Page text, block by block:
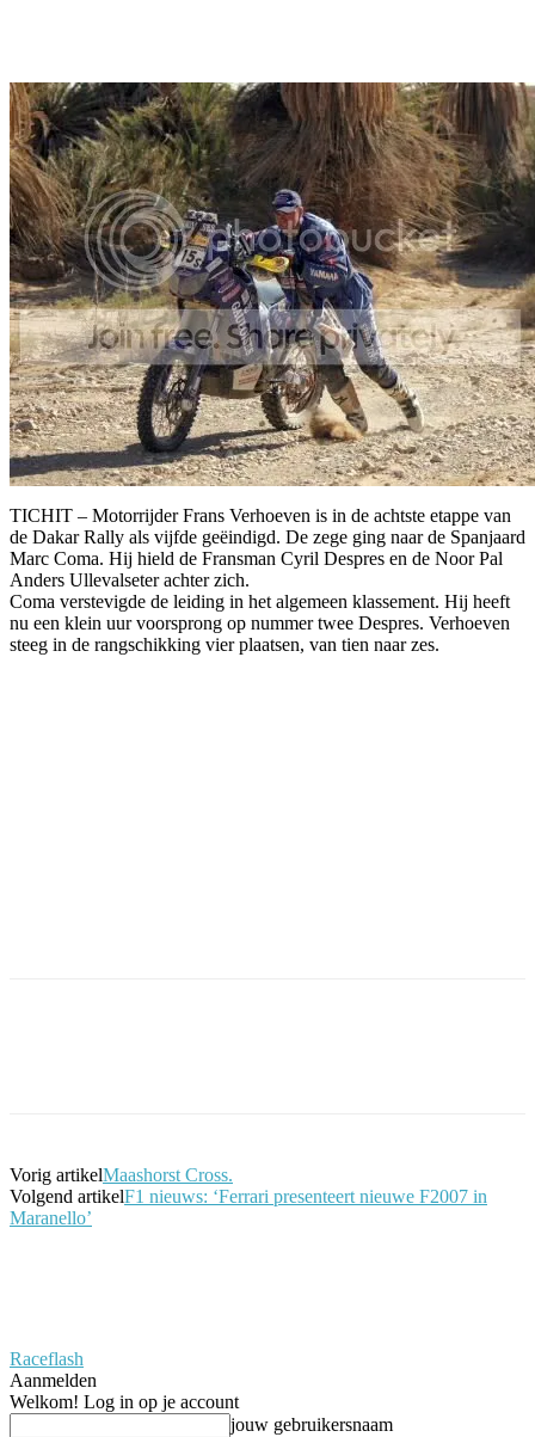
TICHIT – Motorrijder Frans Verhoeven is in de achtste etappe van
de Dakar Rally als vijfde geëindigd. De zege ging naar de Spanjaard
Marc Coma. Hij hield de Fransman Cyril Despres en de Noor Pal
Anders Ullevalseter achter zich.
Coma verstevigde de leiding in het algemeen klassement. Hij heeft
nu een klein uur voorsprong op nummer twee Despres. Verhoeven
steeg in de rangschikking vier plaatsen, van tien naar zes.
Vorig artikelMaashorst Cross.
Volgend artikelF1 nieuws: ‘Ferrari presenteert nieuwe F2007 in
Maranello’
Raceflash
Aanmelden
Welkom! Log in op je account
jouw gebruikersnaam